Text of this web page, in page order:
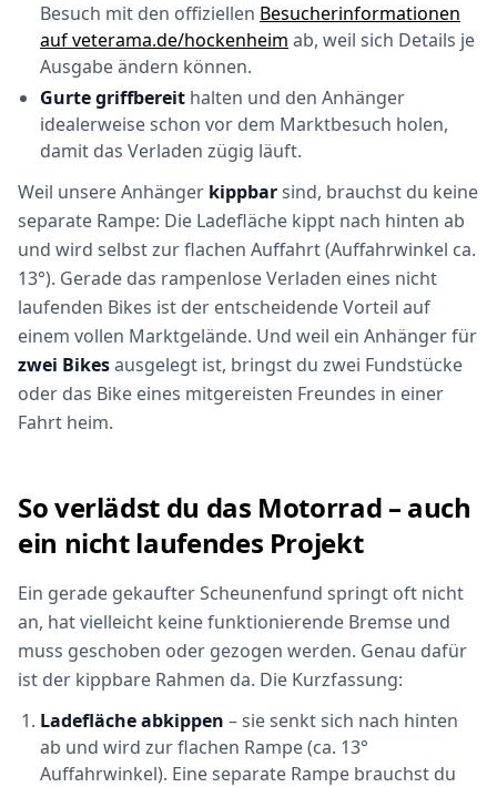
Besuch mit den offiziellen Besucherinformationen
auf veterama.de/hockenheim ab, weil sich Details je
Ausgabe ändern können.
Gurte griffbereit halten und den Anhänger
idealerweise schon vor dem Marktbesuch holen,
damit das Verladen zügig läuft.
Weil unsere Anhänger kippbarsind, brauchst du keine
separate Rampe: Die Ladefläche kippt nach hinten ab
und wird selbst zur flachen Auffahrt (Auffahrwinkel ca.
13°). Gerade das rampenlose Verladen eines nicht
laufenden Bikes ist der entscheidende Vorteil auf
einem vollen Marktgelände. Und weil ein Anhänger für
zwei Bikesausgelegt ist, bringst du zwei Fundstücke
oder das Bike eines mitgereisten Freundes in einer
Fahrt heim.
So verlädst du das Motorrad – auch
ein nicht laufendes Projekt
Ein gerade gekaufter Scheunenfund springt oft nicht
an, hat vielleicht keine funktionierende Bremse und
muss geschoben oder gezogen werden. Genau dafür
ist der kippbare Rahmen da. Die Kurzfassung:
Ladefläche abkippen – sie senkt sich nach hinten
ab und wird zur flachen Rampe (ca. 13°
Auffahrwinkel). Eine separate Rampe brauchst du